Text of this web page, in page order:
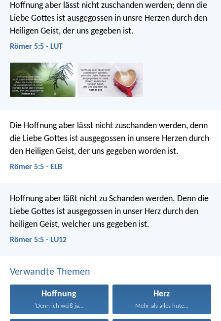
Hoffnung aber lässt nicht zuschanden werden; denn die
Liebe Gottes ist ausgegossen in unsre Herzen durch den
Heiligen Geist, der uns gegeben ist.
Römer 5:5 - LUT
Die Hoffnung aber lässt nicht zuschanden werden, denn
die Liebe Gottes ist ausgegossen in unsere Herzen durch
den Heiligen Geist, der uns gegeben worden ist.
Römer 5:5 - ELB
Hoffnung aber läßt nicht zu Schanden werden. Denn die
Liebe Gottes ist ausgegossen in unser Herz durch den
heiligen Geist, welcher uns gegeben ist.
Römer 5:5 - LU12
Verwandte Themen
Hoffnung
'Denn ich weiß ja...
Herz
Mehr als alles hüte...